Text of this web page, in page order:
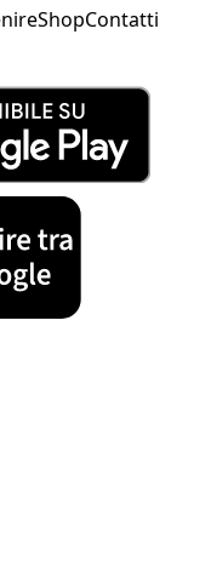
ShopContatti